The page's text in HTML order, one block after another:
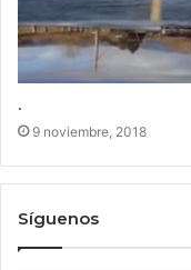
.
9 noviembre, 2018
Síguenos